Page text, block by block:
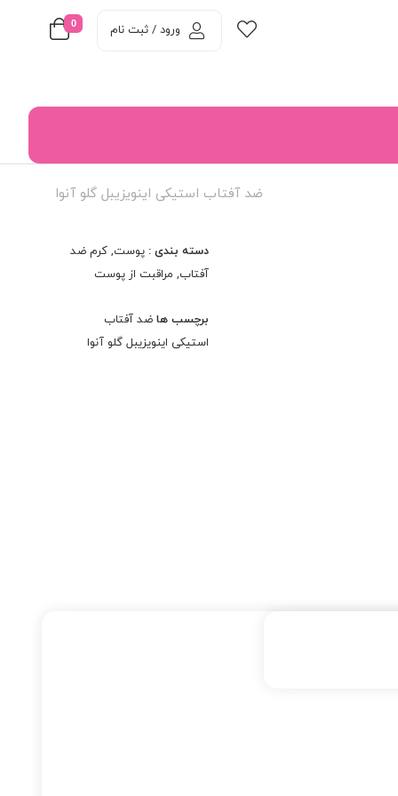
0 ورود / ثبت نام
ضد آفتاب استیکی اینویزیبل گلو آنوا
دسته بندی :پوست,کرم ضد
آفتاب, مراقبت از پوست
برچسب هاضد آفتاب
استیکی اینویزیبل گلو آنوا